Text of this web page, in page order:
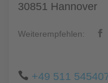
30851 Hannover
Weiterempfehlen:
+49 511